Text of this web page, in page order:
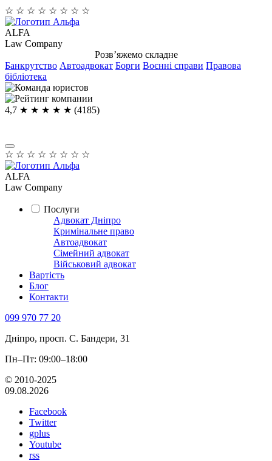
☆ ☆ ☆ ☆ ☆ ☆ ☆ ☆
ALFA
Law Company
Розв’яжемо складне
Банкрутство Автоадвокат Борги Воєнні справи Правова
бібліотека
4,7 ★ ★ ★ ★ ★ (4185)
☆ ☆ ☆ ☆ ☆ ☆ ☆ ☆
ALFA
Law Company
Послуги
Адвокат Дніпро
Кримінальне право
Автоадвокат
Сімейний адвокат
Військовий адвокат
Вартість
Блог
Контакти
099 970 77 20
Дніпро, просп. С. Бандери, 31
Пн–Пт: 09:00–18:00
© 2010-2025
09.08.2026
Facebook
Twitter
gplus
Youtube
rss